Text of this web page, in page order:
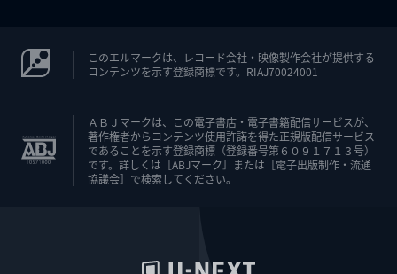
このエルマークは、レコード会社・映像製作会社が提供する
コンテンツを示す登録商標です。RIAJ70024001
ＡＢＪマークは、この電子書店・電子書籍配信サービスが、
著作権者からコンテンツ使用許諾を得た正規版配信サービス
であることを示す登録商標（登録番号第６０９１７１３号）
です。詳しくは［ABJマーク］または［電子出版制作・流通
協議会］で検索してください。